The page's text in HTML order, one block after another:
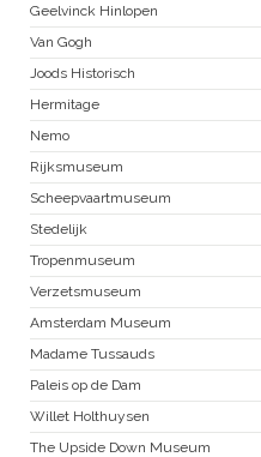
Geelvinck Hinlopen
Van Gogh
Joods Historisch
Hermitage
Nemo
Rijksmuseum
Scheepvaartmuseum
Stedelijk
Tropenmuseum
Verzetsmuseum
Amsterdam Museum
Madame Tussauds
Paleis op de Dam
Willet Holthuysen
The Upside Down Museum